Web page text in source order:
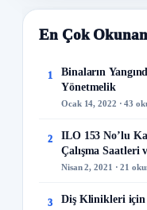
En Çok
1
Binaların
Yönetmelik
Ocak 14, 2022 · 43
2
ILO 153 No’lu
Çalışma Saatleri
Sözleşme
Nisan 2, 2021 · 21
3 Diş Klinikleri